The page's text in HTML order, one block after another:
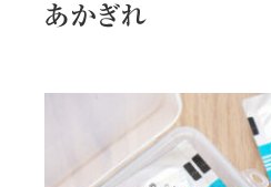
あかぎれ